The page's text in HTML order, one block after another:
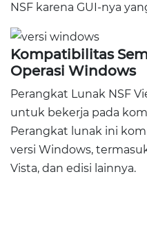
NSF karena GUI-nya
Kompatibilitas
Operasi Windows
Perangkat Lunak NSF
untuk bekerja pada
Perangkat lunak ini
versi Windows, termasuk
Vista, dan edisi lainnya.